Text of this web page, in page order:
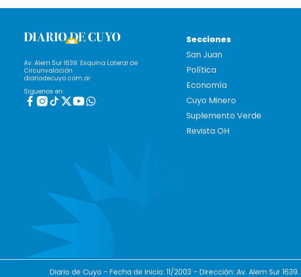
Av. Alem Sur 1639. Esquina Lateral de
Circunvalación
diariodecuyo.com.ar
Siguenos en:
Secciones
San Juan
Política
Economía
Cuyo Minero
Suplemento Verde
Revista OH
Diario de Cuyo - Fecha de Inicio: 11/2003 - Dirección: Av. Alem Sur